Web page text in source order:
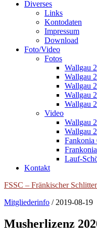
Diverses
Links
Kontodaten
Impressum
Download
Foto/Video
Fotos
Wallgau
Wallgau
Wallgau
Wallgau
Wallgau
Video
Wallgau
Wallgau
Fankonia
Lauf-
Kontakt
FSSC – Fränkischer
Mitgliederinfo / 2019-08-19
Musherlizenz